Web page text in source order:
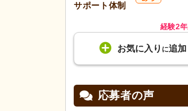
サポート体制
経験2
お気に入り に追加
応募者の声